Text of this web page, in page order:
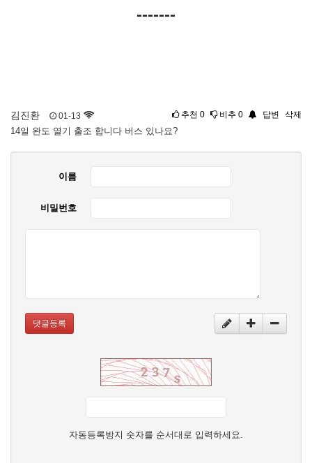
-------
김진환 01-13 추천 0 비추 0 답변 삭제
14일 완도 열기 출조 합니다 버스 있나요?
이름
비밀번호
댓글등록
자동등록방지 숫자를 순서대로 입력하세요.